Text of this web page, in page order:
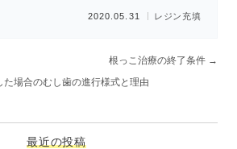
2020.05.31 レジン充填
根っこ治療の終了条件 →
場合のむし歯の進行様式と理由
最近の投稿